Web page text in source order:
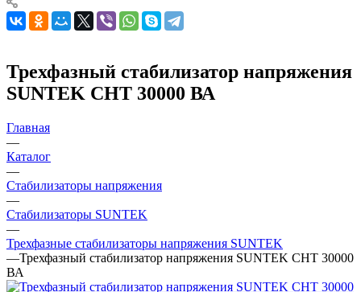
Трехфазный стабилизатор напряжения
SUNTEK СНТ 30000 ВА
Главная
—
Каталог
—
Стабилизаторы напряжения
—
Стабилизаторы SUNTEK
—
Трехфазные стабилизаторы напряжения SUNTEK
—Трехфазный стабилизатор напряжения SUNTEK СНТ 30000
ВА